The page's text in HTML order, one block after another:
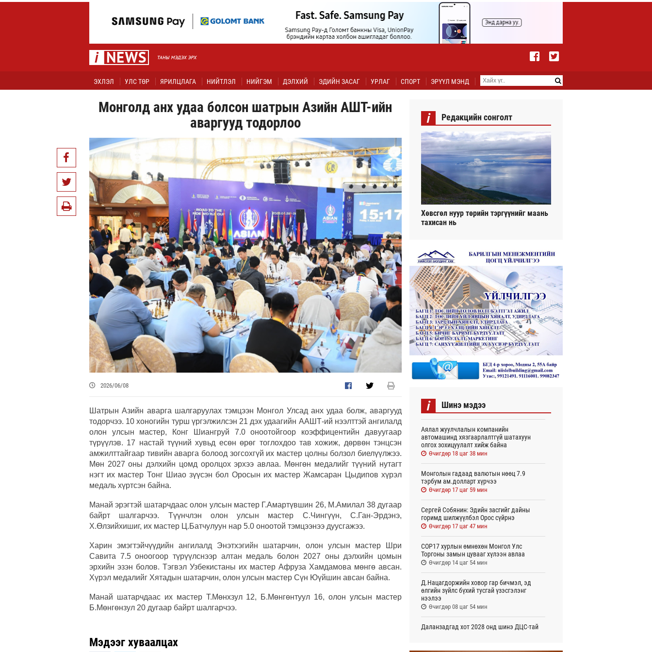
ЭХЛЭЛ УЛС ТӨР ЯРИЛЦЛАГА НИЙТЛЭЛ НИЙГЭМ ДЭЛХИЙ ЭДИЙН ЗАСАГ УРЛАГ СПОРТ ЭРҮҮЛ МЭНД
Монголд анх удаа болсон шатрын Азийн АШТ-ийн
аваргууд тодорлоо
2026/06/08
Шатрын Азийн аварга шалгаруулах тэмцээн Монгол Улсад анх удаа болж, аваргууд
тодорчээ. 10 хоногийн турш үргэлжилсэн 21 дэх удаагийн ААШТ-ий нээлттэй ангилалд
олон улсын мастер, Конг Шиангруй 7.0 оноотойгоор коэффицентийн давуугаар
түрүүлэв. 17 настай түүний хувьд есөн өрөг тоглохдоо тав хожиж, дөрвөн тэнцсэн
амжилттайгаар тивийн аварга болоод зогсохгүй их мастер цолны болзол биелүүлжээ.
Мөн 2027 оны дэлхийн цомд оролцох эрхээ авлаа. Мөнгөн медалийг түүний нутагт
нэгт их мастер Тонг Шиао зүүсэн бол Оросын их мастер Жамсаран Цыдипов хүрэл
медаль хүртсэн байна.
Манай эрэгтэй шатарчдаас олон улсын мастер Г.Амартүвшин 26, М.Амилал 38 дугаар
байрт шалгарчээ. Түүнчлэн олон улсын мастер С.Чингүүн, С.Ган-Эрдэнэ,
Х.Өлзийхишиг, их мастер Ц.Батчулуун нар 5.0 оноотой тэмцээнээ дуусгажээ.
Харин эмэгтэйчүүдийн ангилалд Энэтхэгийн шатарчин, олон улсын мастер Шри
Савита 7.5 оноогоор түрүүлснээр алтан медаль болон 2027 оны дэлхийн цомын
эрхийн эзэн болов. Тэгвэл Узбекистаны их мастер Афруза Хамдамова мөнгө авсан.
Хүрэл медалийг Хятадын шатарчин, олон улсын мастер Сүн Юүйшин авсан байна.
Манай шатарчдаас их мастер Т.Мөнхзул 12, Б.Мөнгөнтуул 16, олон улсын мастер
Б.Мөнгөнзул 20 дугаар байрт шалгарчээ.
Мэдээг хуваалцах
i Редакцийн сонголт
Хөвсгөл нуур төрийн тэргүүнийг маань
тахисан нь
i Шинэ мэдээ
Аялал жуулчлалын компанийн
автомашинд хязгаарлалтгүй шатахуун
олгох зохицуулалт хийж байна
Өчигдөр 18 цаг 38 мин
Монголын гадаад валютын нөөц 7.9
тэрбум ам.долларт хүрчээ
Өчигдөр 17 цаг 59 мин
Сергей Собянин: Эдийн засгийг дайны
горимд шилжүүлбэл Орос сүйрнэ
Өчигдөр 17 цаг 47 мин
COP17 хурлын өмнөхөн Монгол Улс
Торгоны замын цувааг хүлээн авлаа
Өчигдөр 14 цаг 54 мин
Д.Нацагдоржийн ховор гар бичмэл, эд
өлгийн зүйлс бүхий тусгай үзэсгэлэнг
нээлээ
Өчигдөр 08 цаг 54 мин
Даланзадгад хот 2028 онд шинэ ДЦС-тай